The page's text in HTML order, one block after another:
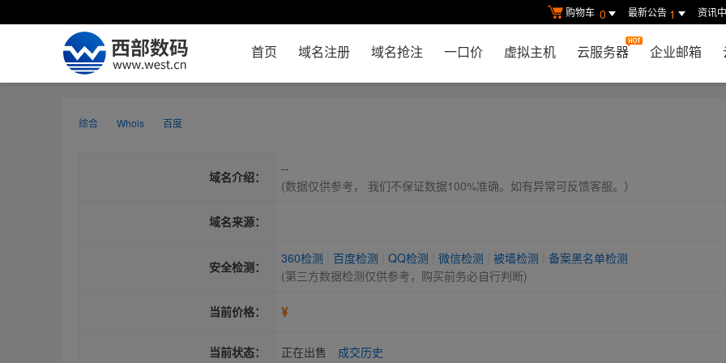
购物车 0 最新公告 1 资讯
首页 域名注册 域名抢注 一口价 虚拟主机 云服务器 企业邮箱
综合 Whois 百度
域名介绍：
--
(数据仅供参考， 我们不保证数据100%准确。如有异常可反馈客服。）
域名来源：
安全检测：
360检测 百度检测 QQ检测 微信检测 被墙检测
备案黑名单检测
(第三方数据检测仅供参考，购买前务必自行判断)
当前价格： ¥
当前状态： 正在出售 成交历史